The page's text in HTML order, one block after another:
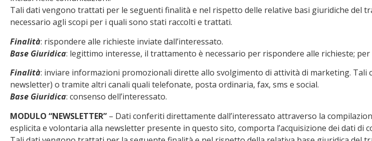
Tali dati vengono trattati per le seguenti finalità e nel rispetto delle relative basi giuridiche del
necessario agli scopi per i quali sono stati raccolti e trattati.
Finalità: rispondere alle richieste inviate dall’interessato.
Base Giuridica: legittimo interesse, il trattamento è necessario per rispondere alle richieste;
Finalità: inviare informazioni promozionali dirette allo svolgimento di attività di marketing. Tali
newsletter) o tramite altri canali quali telefonate, posta ordinaria, fax, sms e social.
Base Giuridica: consenso dell’interessato.
MODULO “NEWSLETTER” – Dati conferiti direttamente dall’interessato attraverso la
esplicita e volontaria alla newsletter presente in questo sito, comporta l’acquisizione dei dati di